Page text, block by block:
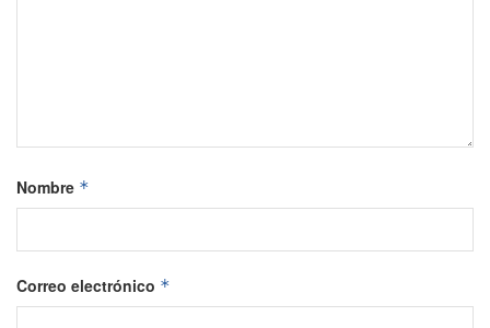
Nombre *
Correo electrónico *